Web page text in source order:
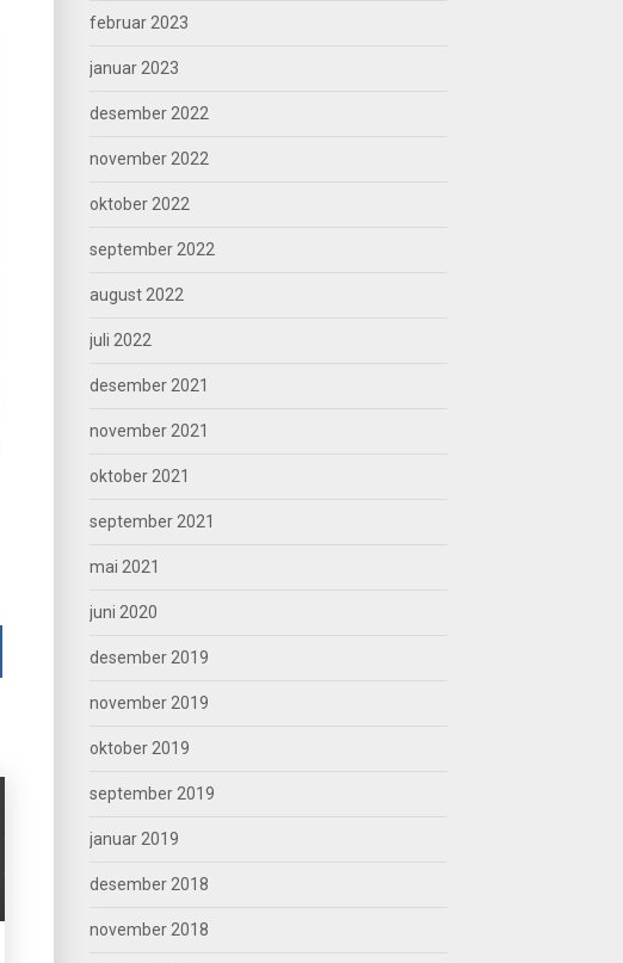
februar 2023
januar 2023
desember 2022
november 2022
oktober 2022
september 2022
august 2022
juli 2022
desember 2021
november 2021
oktober 2021
september 2021
mai 2021
juni 2020
desember 2019
november 2019
oktober 2019
september 2019
januar 2019
desember 2018
november 2018